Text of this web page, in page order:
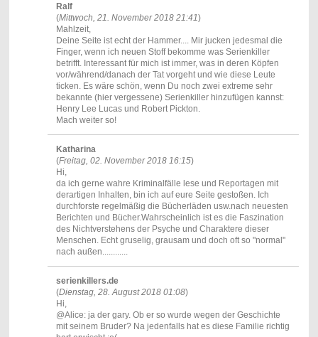
Ralf
(Mittwoch, 21. November 2018 21:41)
Mahlzeit,
Deine Seite ist echt der Hammer.... Mir jucken jedesmal die
Finger, wenn ich neuen Stoff bekomme was Serienkiller
betrifft. Interessant für mich ist immer, was in deren Köpfen
vor/während/danach der Tat vorgeht und wie diese Leute
ticken. Es wäre schön, wenn Du noch zwei extreme sehr
bekannte (hier vergessene) Serienkiller hinzufügen kannst:
Henry Lee Lucas und Robert Pickton.
Mach weiter so!
Katharina
(Freitag, 02. November 2018 16:15)
Hi,
da ich gerne wahre Kriminalfälle lese und Reportagen mit
derartigen Inhalten, bin ich auf eure Seite gestoßen. Ich
durchforste regelmäßig die Bücherläden usw.nach neuesten
Berichten und Bücher.Wahrscheinlich ist es die Faszination
des Nichtverstehens der Psyche und Charaktere dieser
Menschen. Echt gruselig, grausam und doch oft so "normal"
nach außen............
serienkillers.de
(Dienstag, 28. August 2018 01:08)
Hi,
@Alice: ja der gary. Ob er so wurde wegen der Geschichte
mit seinem Bruder? Na jedenfalls hat es diese Familie richtig